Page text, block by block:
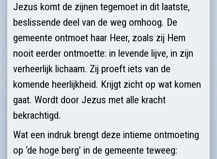
Jezus komt de zijnen tegemoet in dit laatste,
beslissende deel van de weg omhoog. De
gemeente ontmoet haar Heer, zoals zij Hem
nooit eerder ontmoette: in levende lijve, in zijn
verheerlijk lichaam. Zij proeft iets van de
komende heerlijkheid. Krijgt zicht op wat komen
gaat. Wordt door Jezus met alle kracht
bekrachtigd.
Wat een indruk brengt deze intieme ontmoeting
op ‘de hoge berg’ in de gemeente teweeg: